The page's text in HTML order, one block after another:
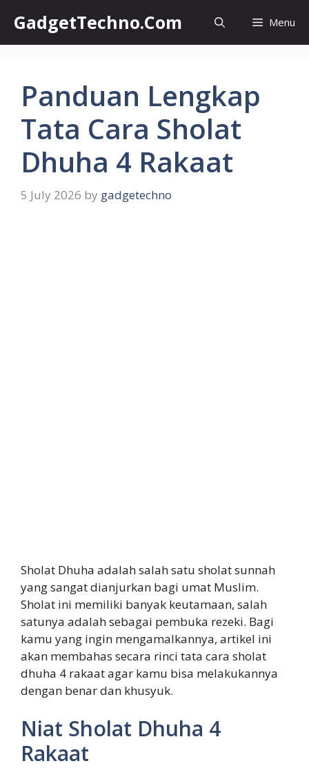
content
GadgetTechno.Com Menu
Panduan Lengkap
Tata Cara Sholat
Dhuha 4 Rakaat
5 July 2026 by gadgetechno
Sholat Dhuha adalah salah satu sholat sunnah
yang sangat dianjurkan bagi umat Muslim.
Sholat ini memiliki banyak keutamaan, salah
satunya adalah sebagai pembuka rezeki. Bagi
kamu yang ingin mengamalkannya, artikel ini
akan membahas secara rinci tata cara sholat
dhuha 4 rakaat agar kamu bisa melakukannya
dengan benar dan khusyuk.
Niat Sholat Dhuha 4
Rakaat